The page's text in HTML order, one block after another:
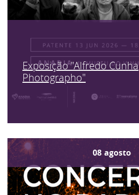
Exposição "Alfredo Cunha
Photographo"
08 agosto